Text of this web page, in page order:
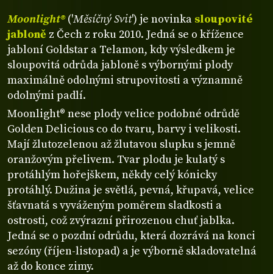
Moonlight®('Měsíčný Svit') je novinka sloupovité
jabloně z Čech z roku 2010. Jedná se o křížence
jabloní Goldstar a Telamon, kdy výsledkem je
sloupovitá odrůda jabloně s výbornými plody
maximálně odolnými strupovitosti a významně
odolnými padlí.
Moonlight® nese plody velice podobné odrůdě
Golden Delicious co do tvaru, barvy i velikosti.
Mají žlutozelenou až žlutavou slupku s jemně
oranžovým přelivem. Tvar plodu je kulatý s
protáhlým hořejškem, někdy celý kónicky
protáhlý. Dužina je světlá, pevná, křupavá, velice
šťavnatá s vyváženým poměrem sladkosti a
ostrosti, což zvýrazní přirozenou chuť jablka.
Jedná se o pozdní odrůdu, která dozrává na konci
sezóny (říjen-listopad) a je výborně skladovatelná
až do konce zimy.